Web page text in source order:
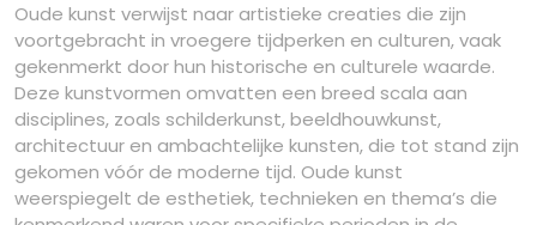
Oude kunst verwijst naar artistieke creaties die zijn
voortgebracht in vroegere tijdperken en culturen, vaak
gekenmerkt door hun historische en culturele waarde.
Deze kunstvormen omvatten een breed scala aan
disciplines, zoals schilderkunst, beeldhouwkunst,
architectuur en ambachtelijke kunsten, die tot stand zijn
gekomen vóór de moderne tijd. Oude kunst
weerspiegelt de esthetiek, technieken en thema’s die